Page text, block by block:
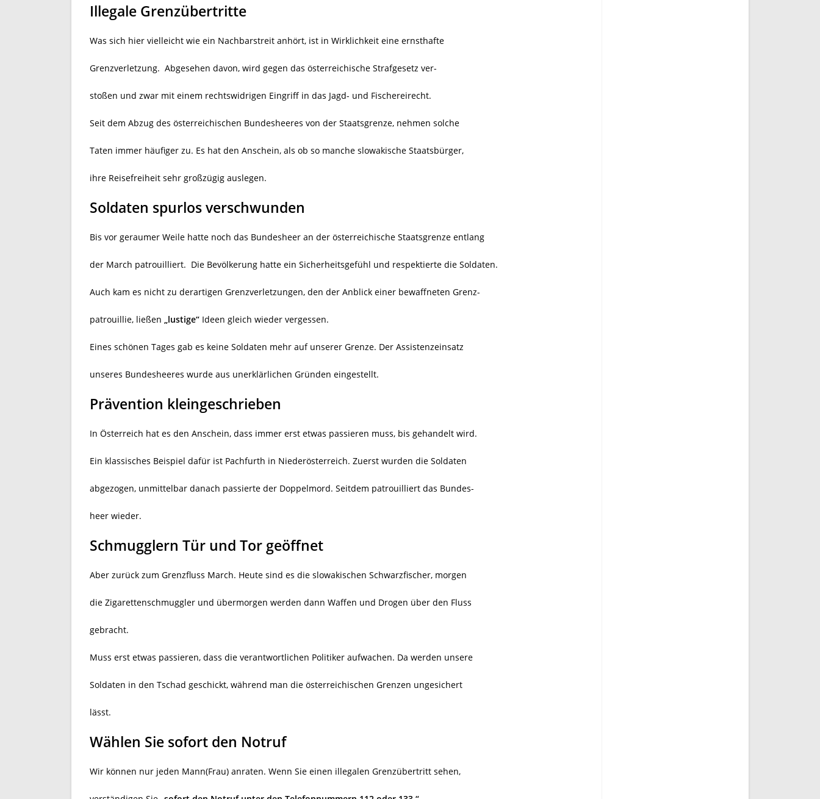
Illegale Grenzübertritte
Was sich hier vielleicht wie ein Nachbarstreit anhört, ist in Wirklichkeit eine ernsthafte
Grenzverletzung. Abgesehen davon, wird gegen das österreichische Strafgesetz ver-
stoßen und zwar mit einem rechtswidrigen Eingriff in das Jagd- und Fischereirecht.
Seit dem Abzug des österreichischen Bundesheeres von der Staatsgrenze, nehmen solche
Taten immer häufiger zu. Es hat den Anschein, als ob so manche slowakische Staatsbürger,
ihre Reisefreiheit sehr großzügig auslegen.
Soldaten spurlos verschwunden
Bis vor geraumer Weile hatte noch das Bundesheer an der österreichische Staatsgrenze entlang
der March patrouilliert. Die Bevölkerung hatte ein Sicherheitsgefühl und respektierte die Soldaten.
Auch kam es nicht zu derartigen Grenzverletzungen, den der Anblick einer bewaffneten Grenz-
patrouillie, ließen „lustige“ Ideen gleich wieder vergessen.
Eines schönen Tages gab es keine Soldaten mehr auf unserer Grenze. Der Assistenzeinsatz
unseres Bundesheeres wurde aus unerklärlichen Gründen eingestellt.
Prävention kleingeschrieben
In Österreich hat es den Anschein, dass immer erst etwas passieren muss, bis gehandelt wird.
Ein klassisches Beispiel dafür ist Pachfurth in Niederösterreich. Zuerst wurden die Soldaten
abgezogen, unmittelbar danach passierte der Doppelmord. Seitdem patrouilliert das Bundes-
heer wieder.
Schmugglern Tür und Tor geöffnet
Aber zurück zum Grenzfluss March. Heute sind es die slowakischen Schwarzfischer, morgen
die Zigarettenschmuggler und übermorgen werden dann Waffen und Drogen über den Fluss
gebracht.
Muss erst etwas passieren, dass die verantwortlichen Politiker aufwachen. Da werden unsere
Soldaten in den Tschad geschickt, während man die österreichischen Grenzen ungesichert
lässt.
Wählen Sie sofort den Notruf
Wir können nur jeden Mann(Frau) anraten. Wenn Sie einen illegalen Grenzübertritt sehen,